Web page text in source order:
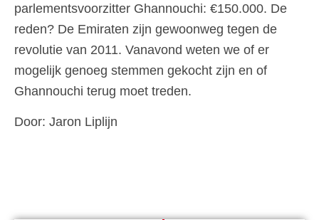
parlementsvoorzitter Ghannouchi: €150.000. De
reden? De Emiraten zijn gewoonweg tegen de
revolutie van 2011. Vanavond weten we of er
mogelijk genoeg stemmen gekocht zijn en of
Ghannouchi terug moet treden.
Door: Jaron Liplijn